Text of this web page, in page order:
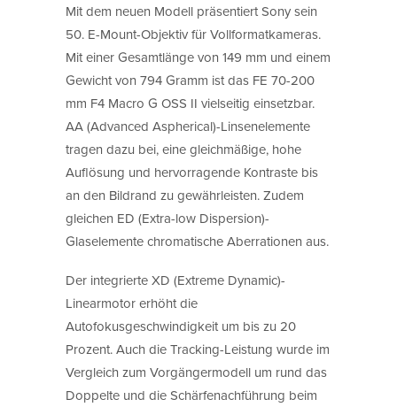
Mit dem neuen Modell präsentiert Sony sein
50. E-Mount-Objektiv für Vollformatkameras.
Mit einer Gesamtlänge von 149 mm und einem
Gewicht von 794 Gramm ist das FE 70-200
mm F4 Macro G OSS II vielseitig einsetzbar.
AA (Advanced Aspherical)-Linsenelemente
tragen dazu bei, eine gleichmäßige, hohe
Auflösung und hervorragende Kontraste bis
an den Bildrand zu gewährleisten. Zudem
gleichen ED (Extra-low Dispersion)-
Glaselemente chromatische Aberrationen aus.
Der integrierte XD (Extreme Dynamic)-
Linearmotor erhöht die
Autofokusgeschwindigkeit um bis zu 20
Prozent. Auch die Tracking-Leistung wurde im
Vergleich zum Vorgängermodell um rund das
Doppelte und die Schärfenachführung beim